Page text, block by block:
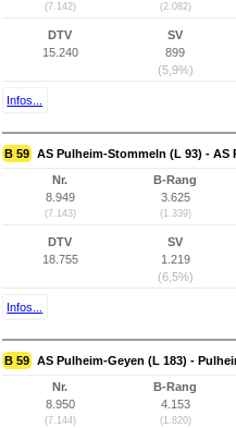
(7.142) (2.082)
DTV
15.240
SV
899
(5,9%)
Infos...
B 59 AS Pulheim-Stommeln (L 93) - AS
Nr.
8.949
(7.143)
B-Rang
3.625
(1.339)
DTV
18.755
SV
1.219
(6,5%)
Infos...
B 59 AS Pulheim-Geyen (L 183) -
Nr.
8.950
(7.144)
B-Rang
4.153
(1.820)